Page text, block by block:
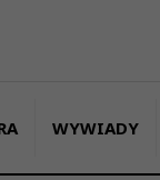
WYWIADY